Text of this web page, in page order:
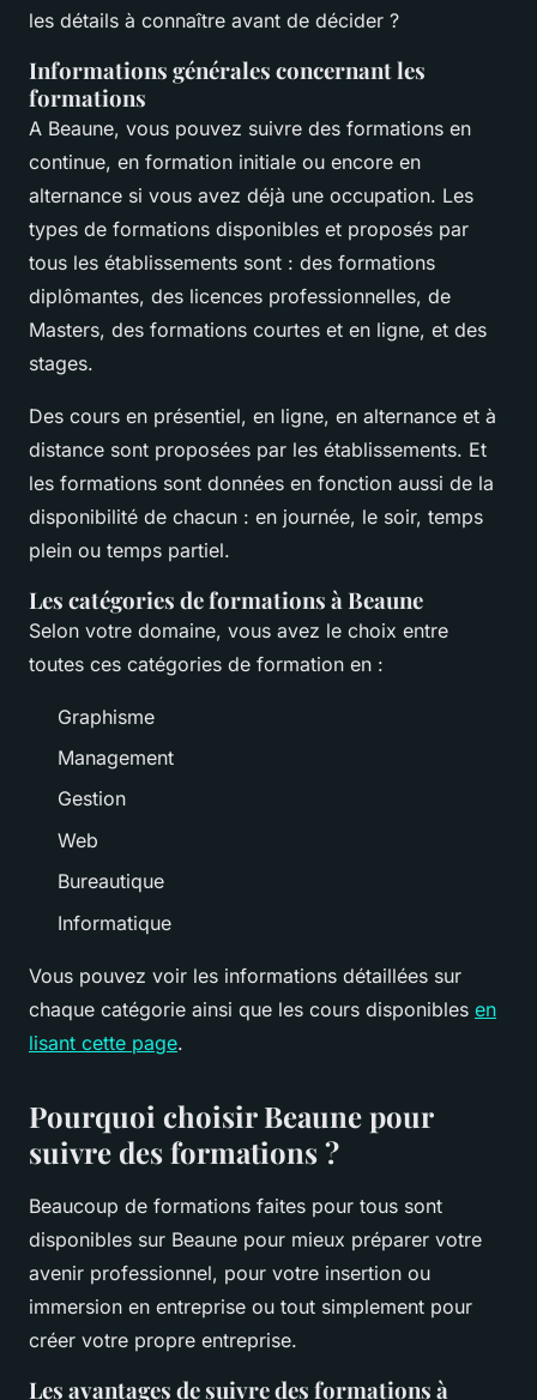
les détails à connaître avant de décider ?
Informations générales concernant les
formations
A Beaune, vous pouvez suivre des formations en
continue, en formation initiale ou encore en
alternance si vous avez déjà une occupation. Les
types de formations disponibles et proposés par
tous les établissements sont : des formations
diplômantes, des licences professionnelles, de
Masters, des formations courtes et en ligne, et des
stages.
Des cours en présentiel, en ligne, en alternance et à
distance sont proposées par les établissements. Et
les formations sont données en fonction aussi de la
disponibilité de chacun : en journée, le soir, temps
plein ou temps partiel.
Les catégories de formations à Beaune
Selon votre domaine, vous avez le choix entre
toutes ces catégories de formation en :
Graphisme
Management
Gestion
Web
Bureautique
Informatique
Vous pouvez voir les informations détaillées sur
chaque catégorie ainsi que les cours disponibles en
lisant cette page.
Pourquoi choisir Beaune pour
suivre des formations ?
Beaucoup de formations faites pour tous sont
disponibles sur Beaune pour mieux préparer votre
avenir professionnel, pour votre insertion ou
immersion en entreprise ou tout simplement pour
créer votre propre entreprise.
Les avantages de suivre des formations à